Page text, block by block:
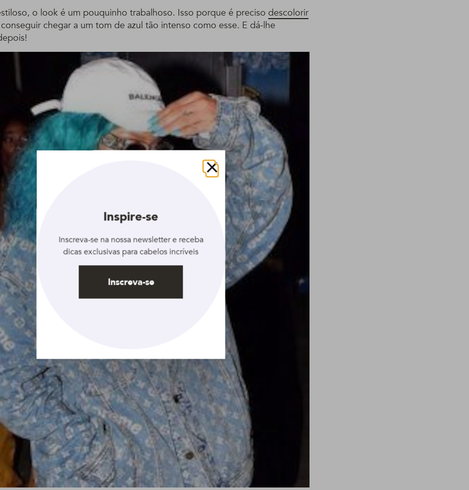
o look é um pouquinho trabalhoso. Isso porque é preciso descolorir
chegar a um tom de azul tão intenso como esse. E dá-lhe
Fechar
Inspire-se
Inscreva-se na nossa newsletter e receba
dicas exclusivas para cabelos incríveis
Inscreva-se